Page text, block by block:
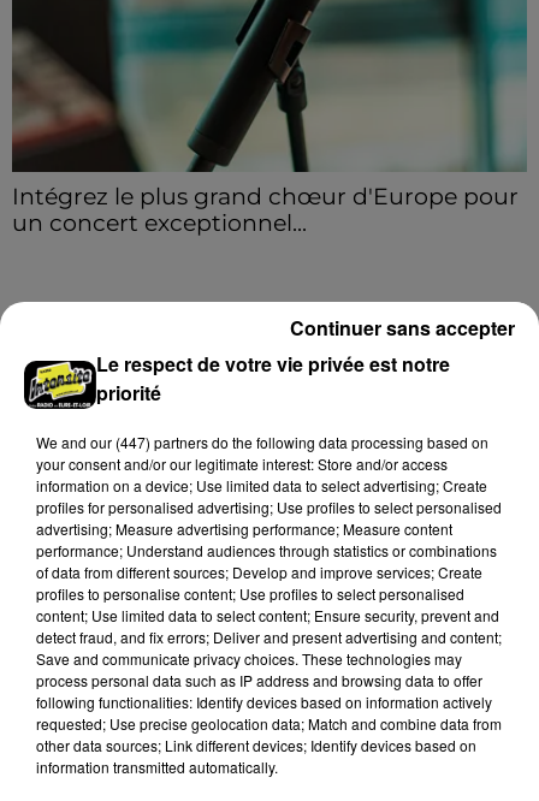
Intégrez le plus grand chœur d'Europe pour
un concert exceptionnel...
A LA UNE
Des tentatives de fraudes à Mainvilliers
Des personnes malveillantes tentent de voler vos
informations personnelles.
Le respect de votre vie privée est notre
priorité
We and our (447) partnersdo the following data processing based on
your consent and/or our legitimate interest: Store and/or access
information on a device; Use limited data to select advertising; Create
profiles for personalised advertising; Use profiles to select personalised
advertising; Measure advertising performance; Measure content
performance; Understand audiences through statistics or combinations
of data from different sources; Develop and improve services; Create
profiles to personalise content; Use profiles to select personalised
content; Use limited data to select content; Ensure security, prevent and
detect fraud, and fix errors; Deliver and present advertising and content;
Save and communicate privacy choices. These technologies may
process personal data such as IP address and browsing data to offer
following functionalities: Identify devices based on information actively
requested; Use precise geolocation data; Match and combine data from
other data sources; Link different devices; Identify devices based on
information transmitted automatically.
Continuer sans accepter